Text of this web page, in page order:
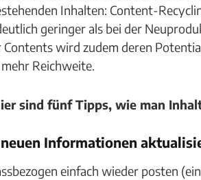
Inhalten: Content-
geringer als bei der
wird zudem deren
Reichweite.
sind fünf Tipps, wie man
Informationen
einfach wieder posten